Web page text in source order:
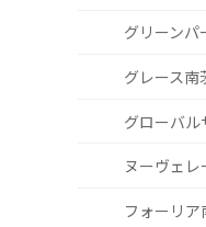
グリーンパ
グレース南
グローバル
ヌーヴェレ
フォーリア